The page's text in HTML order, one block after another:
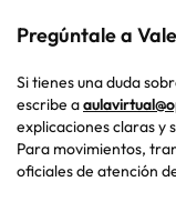
Pregúntale a
Si tienes una duda
escribe a
explicaciones claras y
Para movimientos,
oficiales de atención